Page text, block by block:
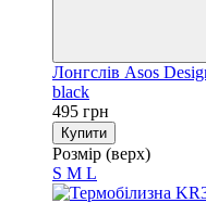
Лонгслів Asos
black
495 грн
Купити
Розмір (верх)
S M L